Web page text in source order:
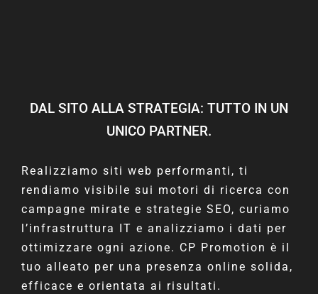
DAL SITO ALLA STRATEGIA: TUTTO IN UN
UNICO PARTNER.
Realizziamo siti web performanti, ti
rendiamo visibile sui motori di ricerca con
campagne mirate e strategie SEO, curiamo
l’infrastruttura IT e analizziamo i dati per
ottimizzare ogni azione. CP Promotion è il
tuo alleato per una presenza online solida,
efficace e orientata ai risultati.